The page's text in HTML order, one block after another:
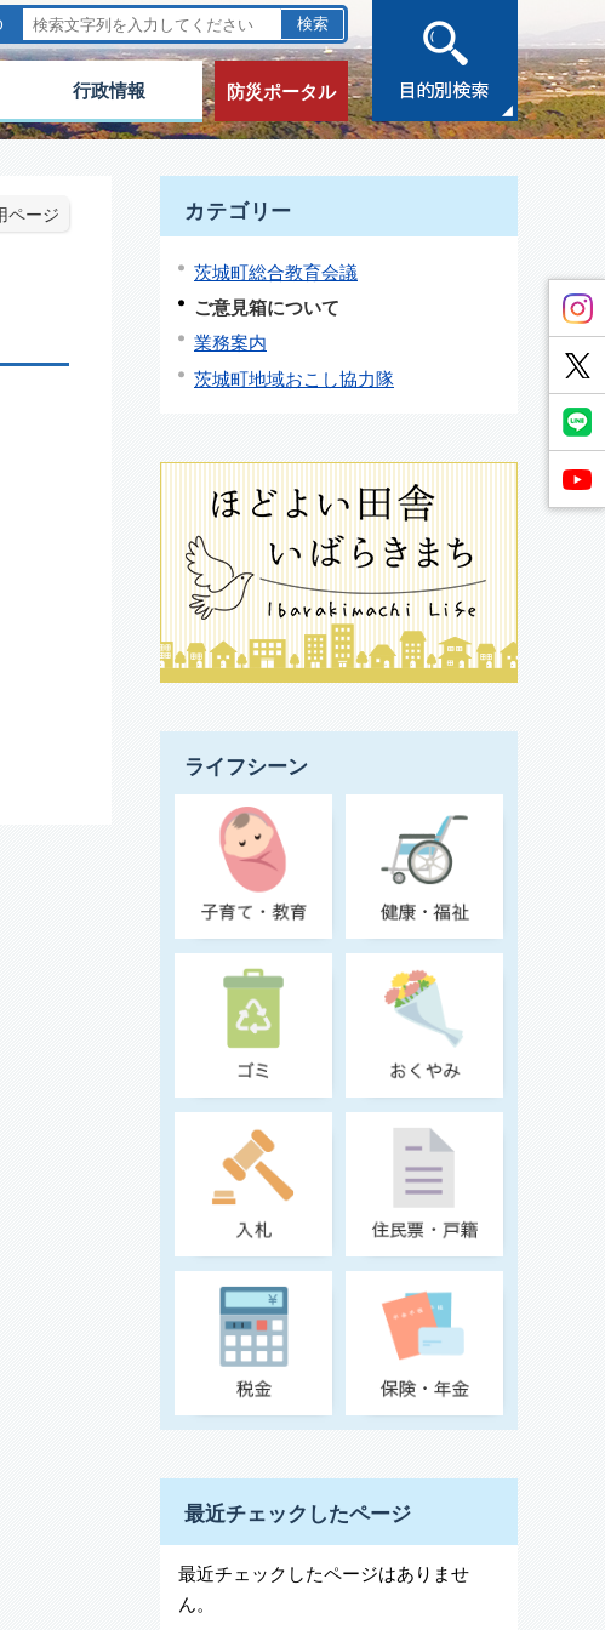
行政情報 防災ポータル
ページ カテゴリー
茨城町総合教育会議
ご意見箱について
業務案内
茨城町地域おこし協力隊
ライフシーン
最近チェックしたページ
最近チェックしたページはありませ
ん。